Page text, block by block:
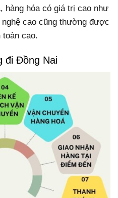
hàng hóa có giá trị cao như
cao cũng thường được
cao.
đi Đồng Nai